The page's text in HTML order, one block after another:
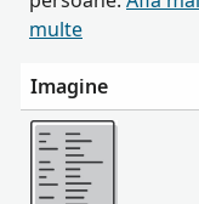
multe
Imagine
Mai multe